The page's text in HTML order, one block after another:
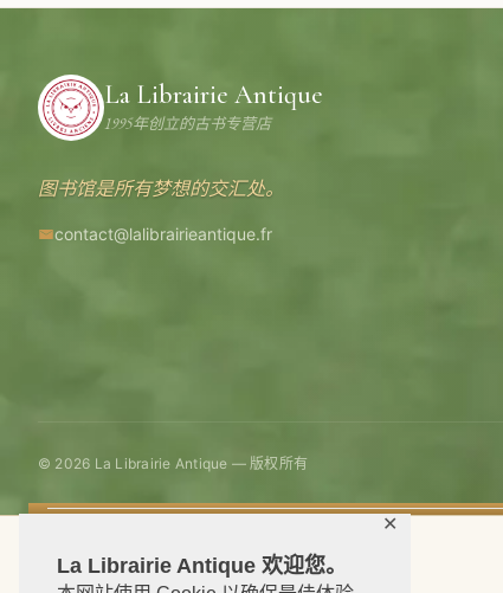
La Librairie Antique 欢迎您。
✕
La Librairie Antique
1995年创立的古书专营店
图书馆是所有梦想的交汇处。
contact@lalibrairieantique.fr
© 2026 La Librairie Antique — 版权所有